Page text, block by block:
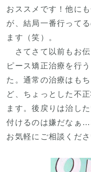
おススメです！他に
が、結局一番行って
ます（笑）。
さてさて以前もお伝
ピース矯正治療を行
た。通常の治療はも
ど、ちょっとした不
ます。後戻りは治し
付けるのは嫌だなぁ…
お気軽にご相談くださ